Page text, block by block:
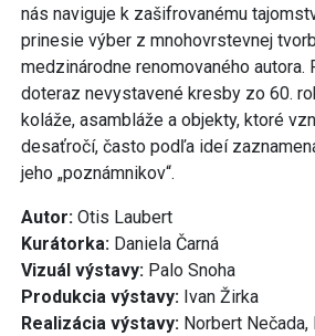
nás naviguje k zašifrovanému
prinesie výber z mnohovrstevnej
medzinárodne renomovaného autora.
doteraz nevystavené kresby zo 60.
koláže, asambláže a objekty, ktoré
desaťročí, často podľa ideí
jeho „poznámnikov“.
Autor: Otis Laubert
Kurátorka: Daniela Čarná
Vizuál výstavy: Palo Snoha
Produkcia výstavy: Ivan Žirka
Realizácia výstavy: Norbert